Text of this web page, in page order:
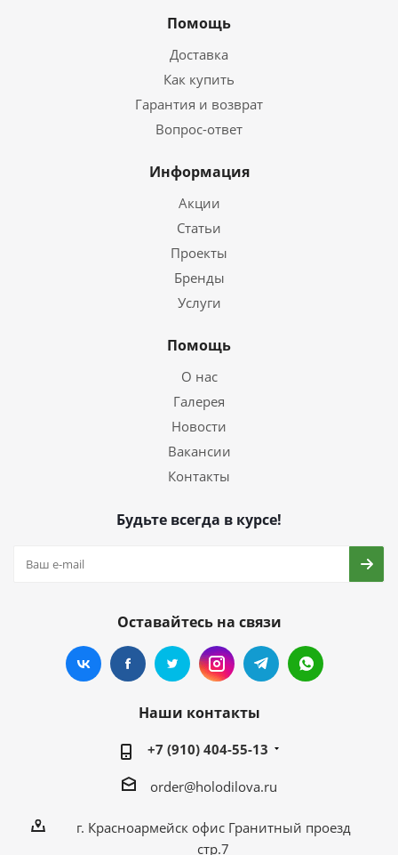
Помощь
Доставка
Как купить
Гарантия и возврат
Вопрос-ответ
Информация
Акции
Статьи
Проекты
Бренды
Услуги
Помощь
О нас
Галерея
Новости
Вакансии
Контакты
Будьте всегда в курсе!
Оставайтесь на связи
Наши контакты
+7 (910) 404-55-13
order@holodilova.ru
г. Красноармейск офис Гранитный проезд
стр.7